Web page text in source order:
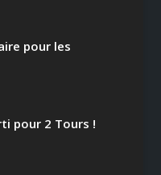
pour les
pour 2 Tours !